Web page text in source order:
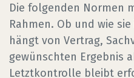
Die folgenden Normen
Rahmen. Ob und wie
hängt von Vertrag,
gewünschten Ergebnis
Letztkontrolle bleibt